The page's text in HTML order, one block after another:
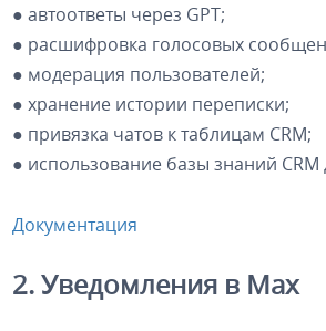
● автоответы через GPT;
● расшифровка голосовых
● модерация пользователей;
● хранение истории переписки;
● привязка чатов к таблицам CRM;
● использование базы знаний CRM
Документация
2. Уведомления в Max